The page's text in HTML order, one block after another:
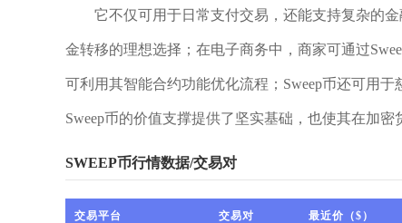
它不仅可用于日常支付交易，还能支持复杂的
金转移的理想选择；在电子商务中，商家可通过
可利用其智能合约功能优化流程；Sweep币还可用
Sweep币的价值支撑提供了坚实基础，也使其在加密
SWEEP币行情数据/交易对
交易平台 交易对 最近价（$）